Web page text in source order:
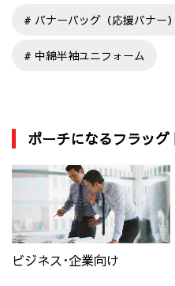
バナーバッグ（応援バナー）
中綿半袖ユニフォーム
ポーチになるフラッ
ビジネス･企業向け